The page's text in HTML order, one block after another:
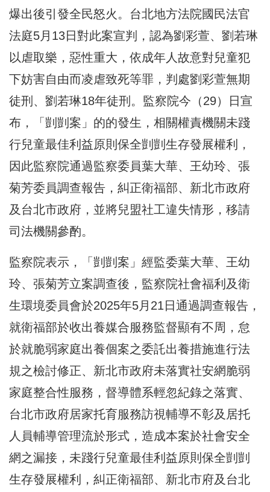
爆出後引發全民怒火。台北地方法院國民法官
法庭5月13日對此案宣判，認為劉彩萱、劉若琳
以虐取樂，惡性重大，依成年人故意對兒童犯
下妨害自由而凌虐致死等罪，判處劉彩萱無期
徒刑、劉若琳18年徒刑。監察院今（29）日宣
布，「剴剴案」的的發生，相關權責機關未踐
行兒童最佳利益原則保全剴剴生存發展權利，
因此監察院通過監察委員葉大華、王幼玲、張
菊芳委員調查報告，糾正衛福部、新北市政府
及台北市政府，並將兒盟社工違失情形，移請
司法機關參酌。
監察院表示，「剴剴案」經監委葉大華、王幼
玲、張菊芳立案調查後，監察院社會福利及衛
生環境委員會於2025年5月21日通過調查報告，
就衛福部於收出養媒合服務監督顯有不周，怠
於就脆弱家庭出養個案之委託出養措施進行法
規之檢討修正、新北市政府未落實社安網脆弱
家庭整合性服務，督導體系輕忽紀錄之落實、
台北市政府居家托育服務訪視輔導不彰及居托
人員輔導管理流於形式，造成本案於社會安全
網之漏接，未踐行兒童最佳利益原則保全剴剴
生存發展權利，糾正衛福部、新北市府及台北